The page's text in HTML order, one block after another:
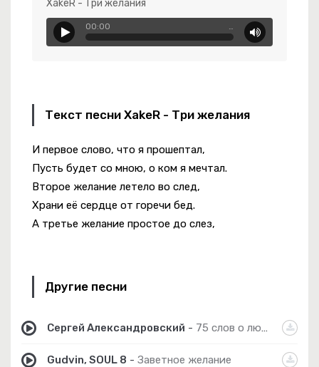
XakeR - Три желания
00:00 …
Текст песни XakeR - Три желания
И первое слово, что я прошептал,
Пусть будет со мною, о ком я мечтал.
Второе желание летело во след,
Храни её сердце от горечи бед.
А третье желание простое до слез,
Другие песни
Сергей Александровский - 75 слов о любви
Gudvin, SOUL 8 - Заветное желание